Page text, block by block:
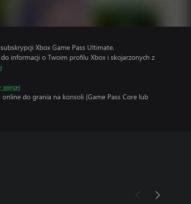
Xbox Game Pass Ultimate.
informacji o Twoim profilu Xbox i skojarzonych z
więcej
do grania na konsoli (Game Pass Core lub